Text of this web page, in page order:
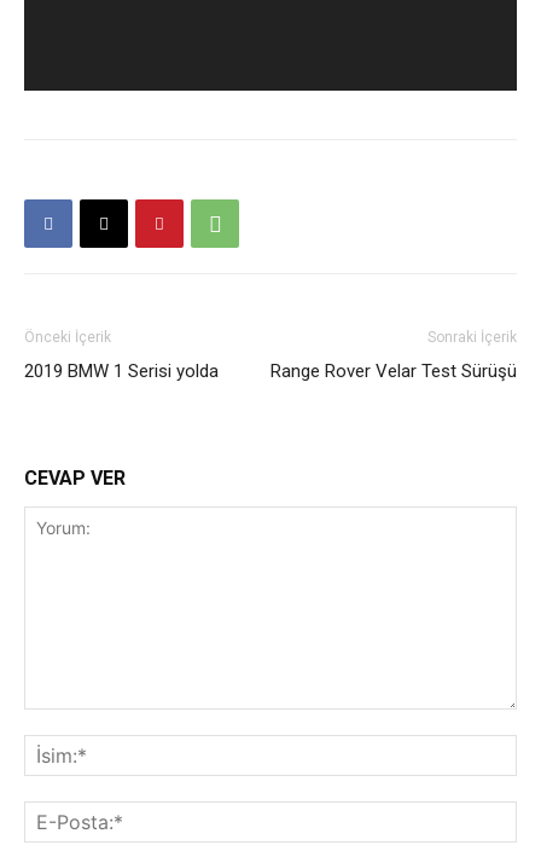
Önceki İçerik
2019 BMW 1 Serisi yolda
Sonraki İçerik
Range Rover Velar Test Sürüşü
CEVAP VER